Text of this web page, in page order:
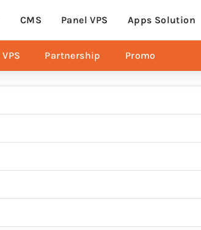
CMS Panel VPS Apps Solution
VPS Partnership Promo